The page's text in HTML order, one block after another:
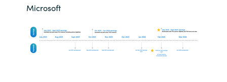
Czechia
Karriere
Kontakt os
Microsoft